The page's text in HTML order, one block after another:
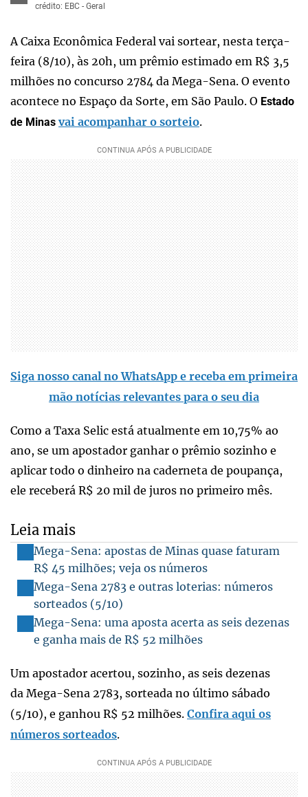
crédito: EBC - Geral
A Caixa Econômica Federal vai sortear, nesta terça-
feira (8/10), às 20h, um prêmio estimado em R$ 3,5
milhões no concurso 2784 da Mega-Sena. O evento
acontece no Espaço da Sorte, em São Paulo. O Estado
de Minas vai acompanhar o sorteio.
Siga nosso canal no WhatsApp e receba em primeira
mão notícias relevantes para o seu dia
Como a Taxa Selic está atualmente em 10,75% ao
ano, se um apostador ganhar o prêmio sozinho e
aplicar todo o dinheiro na caderneta de poupança,
ele receberá R$ 20 mil de juros no primeiro mês.
Leia mais
Mega-Sena: apostas de Minas quase faturam
R$ 45 milhões; veja os números
Mega-Sena 2783 e outras loterias: números
sorteados (5/10)
Mega-Sena: uma aposta acerta as seis dezenas
e ganha mais de R$ 52 milhões
Um apostador acertou, sozinho, as seis dezenas
da Mega-Sena 2783, sorteada no último sábado
(5/10), e ganhou R$ 52 milhões. Confira aqui os
números sorteados.